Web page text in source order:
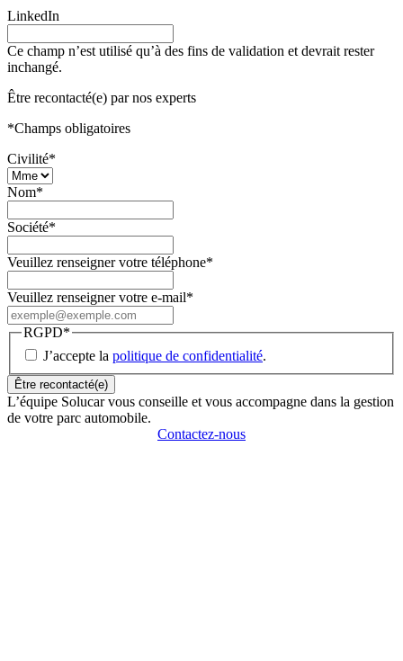
LinkedIn
Ce champ n’est utilisé qu’à des fins de validation et devrait rester
inchangé.
Être recontacté(e) par nos experts
*Champs obligatoires
Civilité*
Nom*
Société*
Veuillez renseigner votre téléphone*
Veuillez renseigner votre e-mail*
RGPD*
J’accepte la politique de confidentialité.
L’équipe Solucar vous conseille et vous accompagne dans la gestion
de votre parc automobile.
Contactez-nous